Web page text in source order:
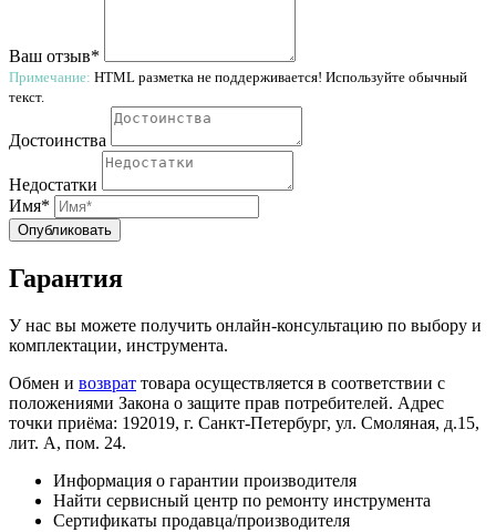
Ваш отзыв*
Примечание: HTML разметка не поддерживается! Используйте обычный
текст.
Достоинства
Недостатки
Имя*
Опубликовать
Гарантия
У нас вы можете получить онлайн-консультацию по выбору и
комплектации, инструмента.
Обмен и возврат товара осуществляется в соответствии с
положениями Закона о защите прав потребителей. Адрес
точки приёма: 192019, г. Санкт-Петербург, ул. Смоляная, д.15,
лит. А, пом. 24.
Информация о гарантии производителя
Найти сервисный центр по ремонту инструмента
Сертификаты продавца/производителя